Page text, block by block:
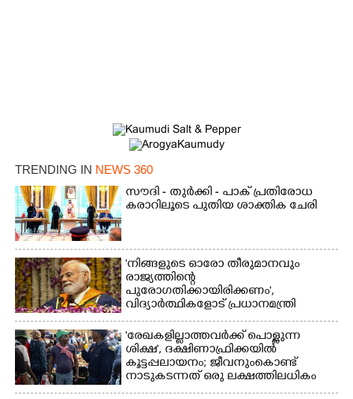
TRENDING IN NEWS 360
സൗദി - തുർക്കി - പാക് പ്രതിരോധ
കരാറിലൂടെ പുതിയ ശാക്തിക ചേരി
'നിങ്ങളുടെ ഓരോ തീരുമാനവും
രാജ്യത്തിന്റെ
പുരോഗതിക്കായിരിക്കണം',​
വിദ്യാർത്ഥികളോട് പ്രധാനമന്ത്രി
'രേഖകളില്ലാത്തവർക്ക് പൊള്ളുന്ന
ശിക്ഷ', ദക്ഷിണാഫ്രിക്കയിൽ
കൂട്ടപ്പലായനം; ജീവനുംകൊണ്ട്
നാടുകടന്നത് ഒരു ലക്ഷത്തിലധികം
പേർ